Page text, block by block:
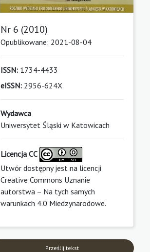
Nr 6 (2010)
Opublikowane: 2021-08-04
ISSN:1734-4433
eISSN:2956-624X
Wydawca
Uniwersytet Śląski w Katowicach
Licencja CC
Utwór dostępny jest na licencji
Creative Commons Uznanie
autorstwa – Na tych samych
warunkach 4.0 Miedzynarodowe.
Prześlij tekst